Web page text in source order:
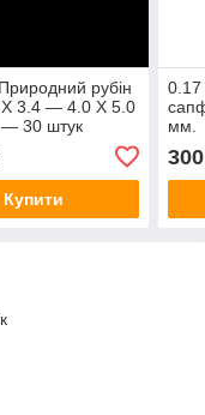
рубін
3.4 — 4.0 X 5.0
30 штук
Купити
0.17
мм.
300